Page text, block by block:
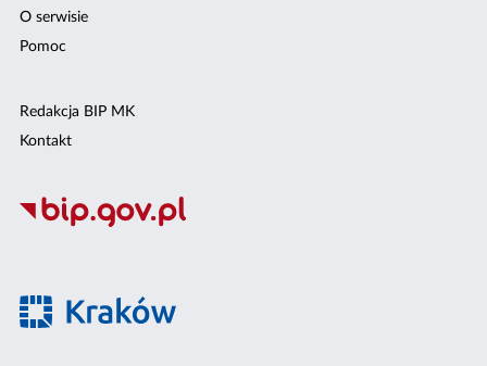
O serwisie
Pomoc
Redakcja BIP MK
Kontakt